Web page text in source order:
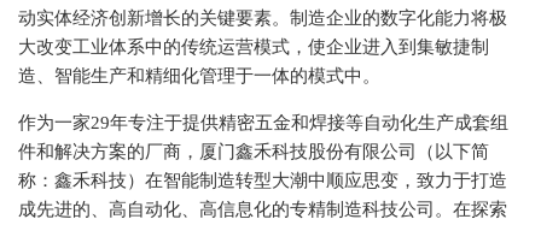
动实体经济创新增长的关键要素。制造企业的数字化能力将极
大改变工业体系中的传统运营模式，使企业进入到集敏捷制
造、智能生产和精细化管理于一体的模式中。
作为一家29年专注于提供精密五金和焊接等自动化生产成套组
件和解决方案的厂商，厦门鑫禾科技股份有限公司（以下简
称：鑫禾科技）在智能制造转型大潮中顺应思变，致力于打造
成先进的、高自动化、高信息化的专精制造科技公司。在探索